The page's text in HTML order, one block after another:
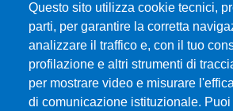
Questo sito utilizza cookie tecnici,
parti, per garantire la corretta
analizzare il traffico e, con il tuo
profilazione e altri strumenti di
per mostrare video e misurare
di comunicazione istituzionale.
Gare d'appalto
Albo online
CIAM - Servizi Informatici
Brand Identity
Elenco siti tematici